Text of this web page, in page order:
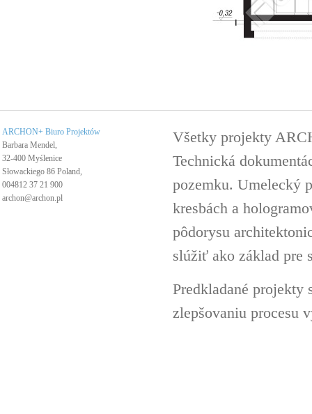
ARCHON+ Biuro Projektów
Barbara Mendel,
32-400 Myślenice
Słowackiego 86 Poland,
004812 37 21 900
archon@archon.pl
Všetky projekty
Technická
pozemku. Umelecký
kresbách a
pôdorysu
slúžiť ako základ pre
Predkladané
zlepšovaniu procesu